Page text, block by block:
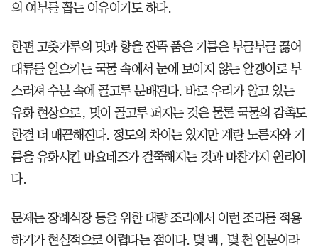
의 여부를 꼽는 이유이기도 하다.
한편 고춧가루의 맛과 향을 잔뜩 품은 기름은 부글부글 끓어
대류를 일으키는 국물 속에서 눈에 보이지 않는 알갱이로 부
스러져 수분 속에 골고루 분배된다. 바로 우리가 알고 있는
유화 현상으로, 맛이 골고루 퍼지는 것은 물론 국물의 감촉도
한결 더 매끈해진다. 정도의 차이는 있지만 계란 노른자와 기
름을 유화시킨 마요네즈가 걸쭉해지는 것과 마찬가지 원리이
다.
문제는 장례식장 등을 위한 대량 조리에서 이런 조리를 적용
하기가 현실적으로 어렵다는 점이다. 몇 백, 몇 천 인분이라